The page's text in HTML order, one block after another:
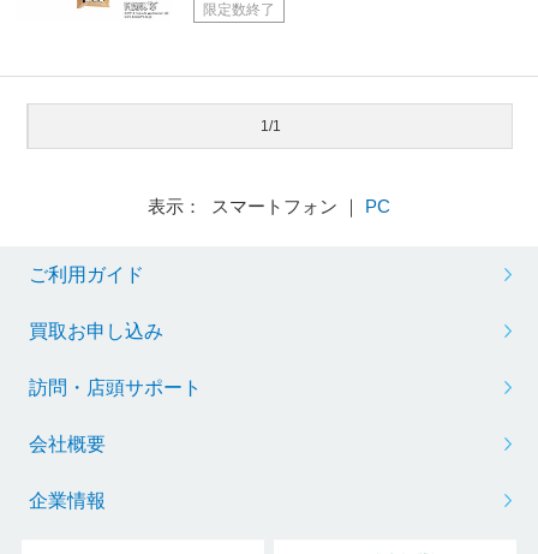
限定数終了
1/1
表示： スマートフォン ｜ PC
ご利用ガイド
買取お申し込み
訪問・店頭サポート
会社概要
企業情報